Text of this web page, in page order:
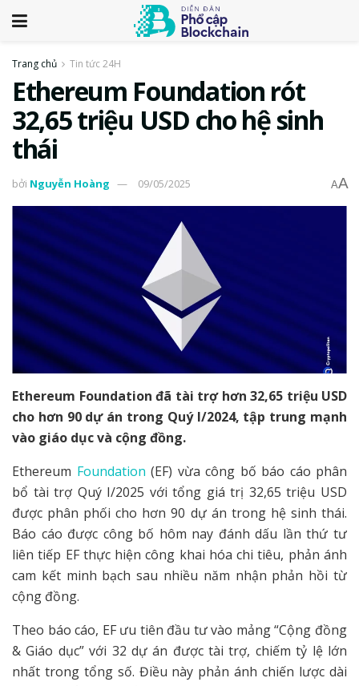
Trang chủ Tin tức 24H
Ethereum Foundation rót
32,65 triệu USD cho hệ sinh
thái
bởi Nguyễn Hoàng 09/05/2025 AA
Ethereum Foundation đã tài trợ hơn 32,65 triệu USD
cho hơn 90 dự án trong Quý I/2024, tập trung mạnh
vào giáo dục và cộng đồng.
Ethereum Foundation (EF) vừa công bố báo cáo phân
bổ tài trợ Quý I/2025 với tổng giá trị 32,65 triệu USD
được phân phối cho hơn 90 dự án trong hệ sinh thái.
Báo cáo được công bố hôm nay đánh dấu lần thứ tư
liên tiếp EF thực hiện công khai hóa chi tiêu, phản ánh
cam kết minh bạch sau nhiều năm nhận phản hồi từ
cộng đồng.
Theo báo cáo, EF ưu tiên đầu tư vào mảng “Cộng đồng
& Giáo dục” với 32 dự án được tài trợ, chiếm tỷ lệ lớn
nhất trong tổng số. Điều này phản ánh chiến lược dài